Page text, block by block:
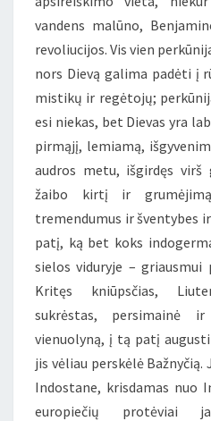
vandens malūno,
revoliucijos. Vis vien
nors Dievą galima padėti į
mistikų ir regėtojų;
esi niekas, bet Dievas yra
pirmąjį, lemiamą,
audros metu, išgirdęs
žaibo kirtį ir
tremendumus ir šventybes
patį, ką bet koks
sielos viduryje – griausmui
Kritęs kniūpsčias,
sukrėstas, persimainė
vienuolyną, į tą patį
jis vėliau perskėlė
Indostane, krisdamas nuo
europiečių protėviai